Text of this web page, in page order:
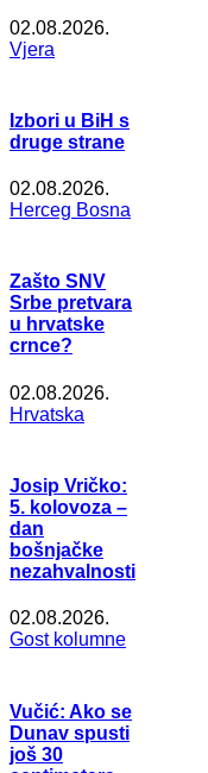
02.08.2026.
Vjera
Izbori u BiH s
druge strane
02.08.2026.
Herceg Bosna
Zašto SNV
Srbe pretvara
u hrvatske
crnce?
02.08.2026.
Hrvatska
Josip Vričko:
5. kolovoza –
dan
bošnjačke
nezahvalnosti
02.08.2026.
Gost kolumne
Vučić: Ako se
Dunav spusti
još 30